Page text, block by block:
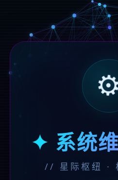
✦ 系统
// 星际枢纽 ·